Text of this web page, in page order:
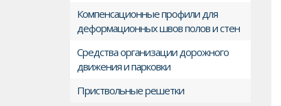
Компенсационные профили для
деформационных швов полов и стен
Средства организации дорожного
движения и парковки
Приствольные решетки